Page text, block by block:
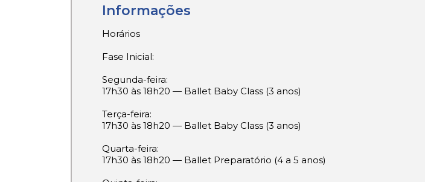
Informações
Horários
Fase Inicial:
Segunda-feira:
17h30 às 18h20 — Ballet Baby Class (3 anos)
Terça-feira:
17h30 às 18h20 — Ballet Baby Class (3 anos)
Quarta-feira:
17h30 às 18h20 — Ballet Preparatório (4 a 5 anos)